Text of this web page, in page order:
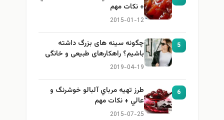
+ نكات مهم
2015-01-12
5
چگونه سینه های بزرگ داشته
باشیم؟ راهکارهای طبیعی و خانگی
برای بزرگ کردن سینه
2019-04-19
6
طرز تهيه مرباي آلبالو خوشرنگ و
عالي + نكات مهم
2015-07-25